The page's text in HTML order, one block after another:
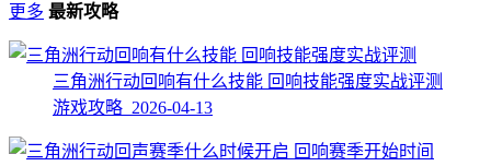
更多 最新攻略
三角洲行动回响有什么技能 回响技能强度实战评测
游戏攻略 2026-04-13